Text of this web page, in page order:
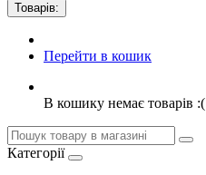
Товарів:
Перейти в кошик
В кошику немає товарів :(
Категорії